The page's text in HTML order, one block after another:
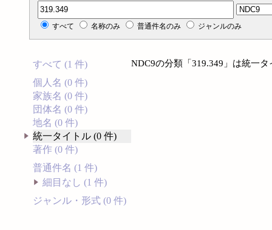
分類記号検索
すべて 名称のみ 普通件名のみ ジャンルのみ
すべて (1 件)
個人名 (0 件)
家族名 (0 件)
団体名 (0 件)
地名 (0 件)
統一タイトル (0 件)
著作 (0 件)
普通件名 (1 件)
細目なし (1 件)
ジャンル・形式 (0 件)
NDC9の分類「319.349」は統一